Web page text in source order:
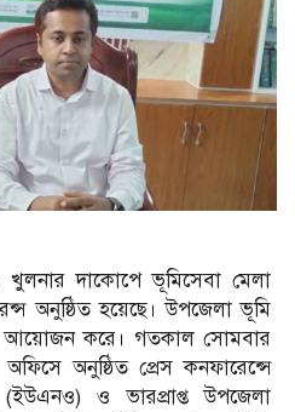
খুলনার দাকোপে ভূমিসেবা মেলা
অনুষ্ঠিত হয়েছে। উপজেলা ভূমি
আয়োজন করে। গতকাল সোমবার
অনুষ্ঠিত প্রেস কনফারেন্সে
(ইউএনও) ও ভারপ্রাপ্ত উপজেলা